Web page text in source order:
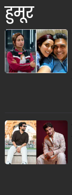
हुमूर